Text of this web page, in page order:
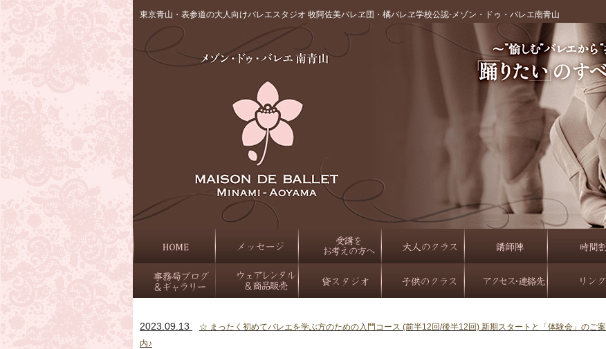
東京青山・表参道の大人向けバレエスタジオ 牧阿佐美バレヱ団・橘バレヱ学校公認‐メゾン・ドゥ・バレエ南青山
2023.09.13
☆ まったく初めてバレエを学ぶ方のための入門コース (前半12回/後半12回) 新期スタートと「体験会」のご案
内♪